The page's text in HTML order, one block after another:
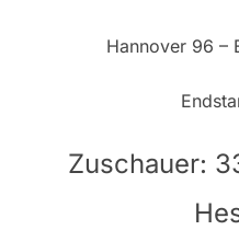
Hannover 96 –
Zuschauer: